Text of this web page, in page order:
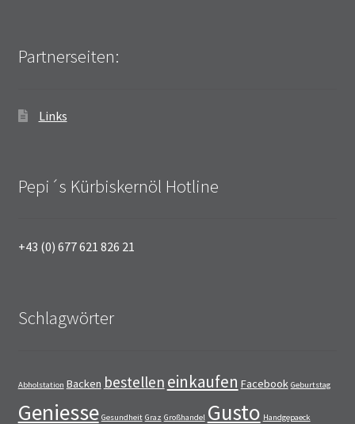
Partnerseiten:
Links
Pepi´s Kürbiskernöl Hotline
+43 (0) 677 621 826 21
Schlagwörter
Abholstation Backen bestellen einkaufen Facebook Geburtstag
Geniesse Gesundheit Graz Großhandel Gusto Handgepaeck